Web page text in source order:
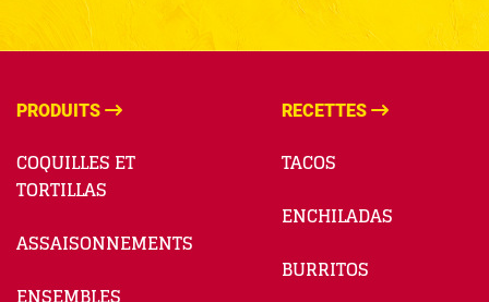
PRODUITS
COQUILLES ET
TORTILLAS
ASSAISONNEMENTS
RECETTES
TACOS
ENCHILADAS
BURRITOS